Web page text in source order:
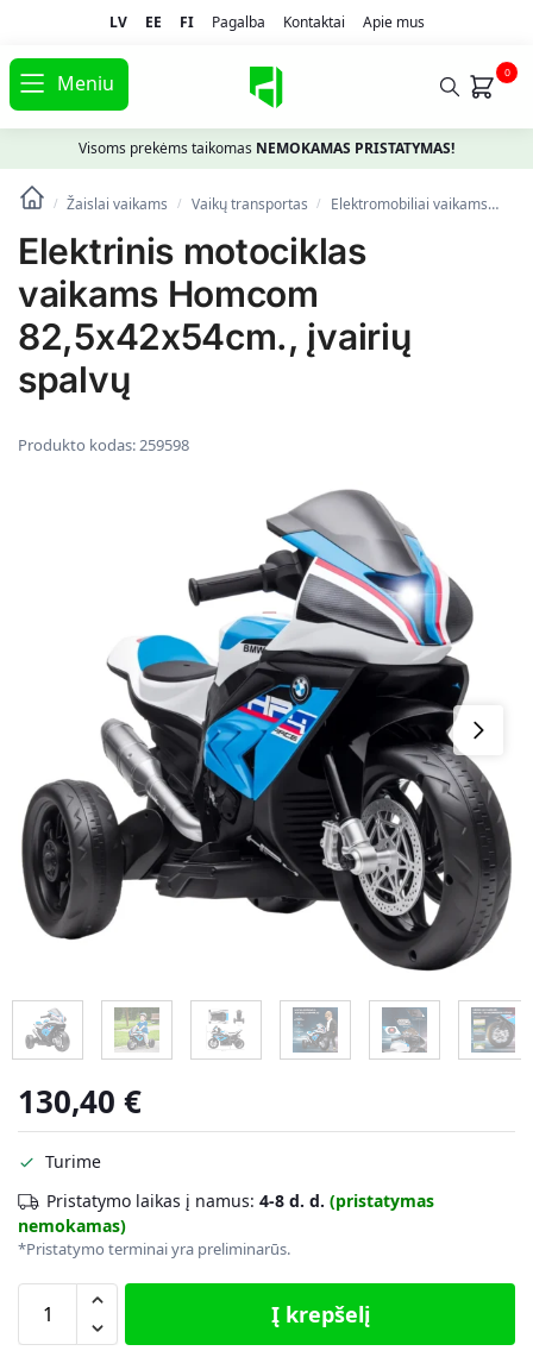
LV EE FI Pagalba Kontaktai Apie mus
Meniu 0
Visoms prekėms taikomas NEMOKAMAS PRISTATYMAS!
/ Žaislai vaikams / Vaikų transportas / Elektromobiliai vaikams
Elektrinis motociklas
vaikams Homcom
82,5x42x54cm., įvairių
spalvų
Produkto kodas:259598
130,40 €
Turime
Pristatymo laikas į namus: 4-8 d. d. (pristatymas
nemokamas)
*Pristatymo terminai yra preliminarūs.
Į krepšelį